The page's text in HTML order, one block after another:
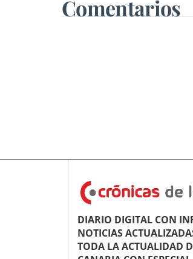
Comentarios
DIARIO DIGITAL CON
NOTICIAS
TODA LA ACTUALIDAD